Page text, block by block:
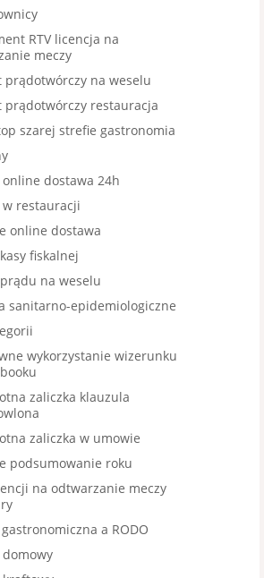
RTV licencja na
meczy
prądotwórczy na weselu
prądotwórczy restauracja
szarej strefie gastronomia
dostawa 24h
restauracji
online dostawa
fiskalnej
na weselu
sanitarno-epidemiologiczne
wykorzystanie wizerunku
zaliczka klauzula
zaliczka w umowie
podsumowanie roku
na odtwarzanie meczy
a RODO